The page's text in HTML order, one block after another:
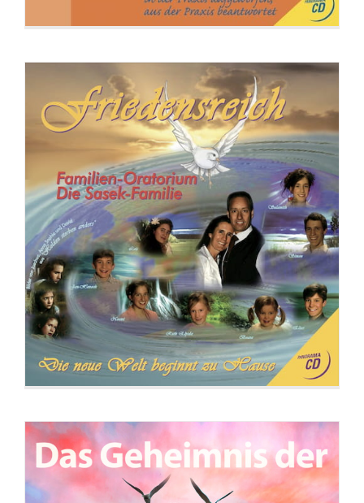
CD: Geheimnis der Unaufhaltsamkeit